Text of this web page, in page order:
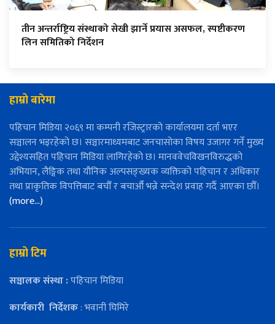
तीन अन्तर्राष्ट्रिय संस्थाको सेखी झार्ने प्रयास असफल, स्पष्टीकरण
लिन समितिको निर्देशन
हाम्रो बारेमा
पहिचान मिडिया २०६९ मा कम्पनी रजिस्ट्रारको कार्यालयमा दर्ता भएर
सञ्चालन भइरहेको छ। सञ्चारमाध्यमबाट जनचासोका विषय उजागर गर्ने मुख्य
उद्देश्यसहित पहिचान मिडिया लागिरहेको छ। मानववेचविखनविरुद्धको
अभियान, लैङ्गिक तथा यौनिक अल्पसङ्ख्यक व्यक्तिको पहिचान र अधिकार
तथा प्राकृतिक विपत्तिबाट बचौँ र बचाऔँ भन्ने सन्देश प्रवाह गर्दै आएका छौँ।
(more…)
हाम्रो टिम
सञ्चालक संस्था :पहिचान मिडिया
कार्यकारी निर्देशक: भवानी घिमिरे